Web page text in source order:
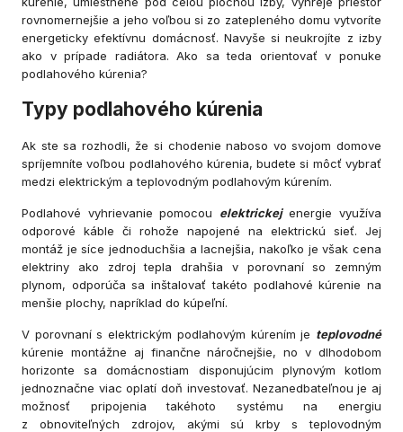
rovnomernejšie a jeho voľbou si zo zatepleného domu vytvoríte
energeticky efektívnu domácnosť. Navyše si neukrojíte z izby
ako v prípade radiátora. Ako sa teda orientovať v ponuke
podlahového kúrenia?
Typy podlahového kúrenia
Ak ste sa rozhodli, že si chodenie naboso vo svojom domove
spríjemníte voľbou podlahového kúrenia, budete si môcť vybrať
medzi elektrickým a teplovodným podlahovým kúrením.
Podlahové vyhrievanie pomocou elektrickejenergie využíva
odporové káble či rohože napojené na elektrickú sieť. Jej
montáž je síce jednoduchšia a lacnejšia, nakoľko je však cena
elektriny ako zdroj tepla drahšia v porovnaní so zemným
plynom, odporúča sa inštalovať takéto podlahové kúrenie na
menšie plochy, napríklad do kúpeľní.
V porovnaní s elektrickým podlahovým kúrením je teplovodné
kúrenie montážne aj finančne náročnejšie, no v dlhodobom
horizonte sa domácnostiam disponujúcim plynovým kotlom
jednoznačne viac oplatí doň investovať. Nezanedbateľnou je aj
možnosť pripojenia takéhoto systému na energiu
z obnoviteľných zdrojov, akými sú krby s teplovodným